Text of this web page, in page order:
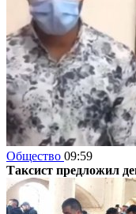
Общество 09:59
Таксист предложил